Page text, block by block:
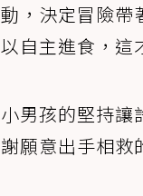
動，決定冒險帶
以自主進食，這
小男孩的堅持讓
謝願意出手相救